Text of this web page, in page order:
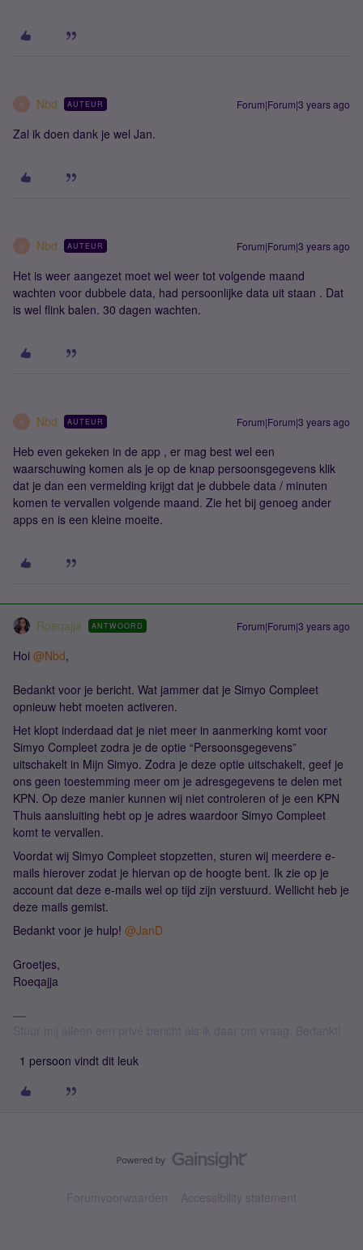
N Nbd AUTEUR Forum|Forum|3 years ago
Zal ik doen dank je wel Jan.
N Nbd AUTEUR Forum|Forum|3 years ago
Het is weer aangezet moet wel weer tot volgende maand
wachten voor dubbele data, had persoonlijke data uit staan . Dat
is wel flink balen. 30 dagen wachten.
N Nbd AUTEUR Forum|Forum|3 years ago
Heb even gekeken in de app , er mag best wel een
waarschuwing komen als je op de knap persoonsgegevens klik
dat je dan een vermelding krijgt dat je dubbele data / minuten
komen te vervallen volgende maand. Zie het bij genoeg ander
apps en is een kleine moeite.
Roeqajja ANTWOORD Forum|Forum|3 years ago
Hoi @Nbd,
Bedankt voor je bericht. Wat jammer dat je Simyo Compleet
opnieuw hebt moeten activeren.
Het klopt inderdaad dat je niet meer in aanmerking komt voor
Simyo Compleet zodra je de optie “Persoonsgegevens”
uitschakelt in Mijn Simyo. Zodra je deze optie uitschakelt, geef je
ons geen toestemming meer om je adresgegevens te delen met
KPN. Op deze manier kunnen wij niet controleren of je een KPN
Thuis aansluiting hebt op je adres waardoor Simyo Compleet
komt te vervallen.
Voordat wij Simyo Compleet stopzetten, sturen wij meerdere e-
mails hierover zodat je hiervan op de hoogte bent. Ik zie op je
account dat deze e-mails wel op tijd zijn verstuurd. Wellicht heb je
deze mails gemist.
Bedankt voor je hulp! @JanD
Groetjes,
Roeqajja
1 persoon vindt dit leuk
Forumvoorwaarden Accessibility statement